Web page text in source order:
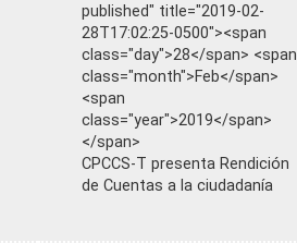
published" title="2019-02-
28T17:02:25-0500"><span
class="day">28</span> <span
class="month">Feb</span>
<span
class="year">2019</span>
</span>
CPCCS-T presenta Rendición
de Cuentas a la ciudadanía